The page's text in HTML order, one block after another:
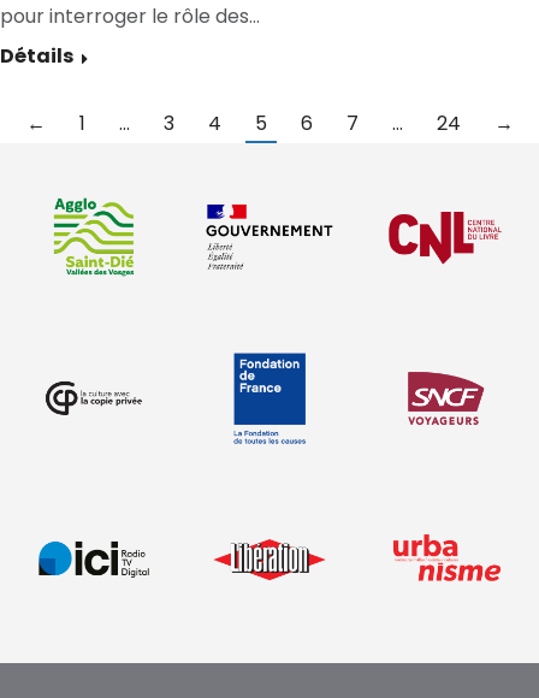
pour interroger le rôle des…
Détails
← 1 … 3 4 5 6 7 … 24 →